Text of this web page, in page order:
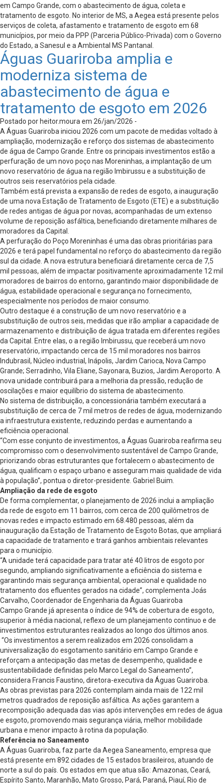
em Campo Grande, com o abastecimento de água, coleta e
tratamento de esgoto. No interior de MS, a Aegea está presente pelos
serviços de coleta, afastamento e tratamento de esgoto em 68
municípios, por meio da PPP (Parceria Público-Privada) com o Governo
do Estado, a Sanesul e a Ambiental MS Pantanal.
Águas Guariroba amplia e
moderniza sistema de
abastecimento de água e
tratamento de esgoto em 2026
Postado por heitor.moura em 26/jan/2026 -
A Águas Guariroba iniciou 2026 com um pacote de medidas voltado à
ampliação, modernização e reforço dos sistemas de abastecimento
de água de Campo Grande. Entre os principais investimentos estão a
perfuração de um novo poço nas Moreninhas, a implantação de um
novo reservatório de água na região Imbirussu e a substituição de
outros seis reservatórios pela cidade.
Também está prevista a expansão de redes de esgoto, a inauguração
de uma nova Estação de Tratamento de Esgoto (ETE) e a substituição
de redes antigas de água por novas, acompanhadas de um extenso
volume de reposição asfáltica, beneficiando diretamente milhares de
moradores da Capital.
A perfuração do Poço Moreninhas é uma das obras prioritárias para
2026 e terá papel fundamental no reforço do abastecimento da região
sul da cidade. A nova estrutura beneficiará diretamente cerca de 7,5
mil pessoas, além de impactar positivamente aproximadamente 12 mil
moradores de bairros do entorno, garantindo maior disponibilidade de
água, estabilidade operacional e segurança no fornecimento,
especialmente nos períodos de maior consumo.
Outro destaque é a construção de um novo reservatório e a
substituição de outros seis, medidas que irão ampliar a capacidade de
armazenamento e distribuição de água tratada em diferentes regiões
da Capital. Entre elas, o a região Imbirussu, que receberá um novo
reservatório, impactando cerca de 15 mil moradores nos bairros
Indubrasil, Núcleo industrial, Inápolis, Jardim Carioca, Nova Campo
Grande; Serradinho, Vila Eliane, Sayonara, Buzios, Jardim Aeroporto. A
nova unidade contribuirá para a melhoria da pressão, redução de
oscilações e maior equilíbrio do sistema de abastecimento.
No sistema de distribuição, a concessionária também executará a
substituição de cerca de 7 mil metros de redes de água, modernizando
a infraestrutura existente, reduzindo perdas e aumentando a
eficiência operacional.
“Com esse conjunto de investimentos, a Águas Guariroba reafirma seu
compromisso com o desenvolvimento sustentável de Campo Grande,
priorizando obras estruturantes que fortalecem o abastecimento de
água, qualificam o espaço urbano e asseguram mais qualidade de vida
à população”, pontua o diretor-presidente. Gabriel Buim.
Ampliação da rede de esgoto
De forma complementar, o planejamento de 2026 inclui a ampliação
da rede de esgoto em 11 bairros, com cerca de 200 quilômetros de
novas redes e impacto estimado em 68.480 pessoas, além da
inauguração da Estação de Tratamento de Esgoto Botas, que ampliará
a capacidade de tratamento e trará ganhos ambientais relevantes
para o município.
“A unidade terá capacidade para tratar até 40 litros de esgoto por
segundo, ampliando significativamente a eficiência do sistema e
garantindo mais segurança ambiental, operacional e qualidade no
tratamento dos efluentes gerados na cidade”, complementa Joás
Carvalho, Coordenador de Engenharia da Águas Guariroba
Campo Grande já apresenta o índice de 94% de cobertura de esgoto,
superior à média nacional, reflexo de um planejamento contínuo e de
investimentos estruturantes realizados ao longo dos últimos anos.
“Os investimentos a serem realizados em 2026 consolidam a
universalização do esgotamento sanitário em Campo Grande e
reforçam a antecipação das metas de desempenho, qualidade e
sustentabilidade definidas pelo Marco Legal do Saneamento”,
considera Francis Faustino, diretora-executiva da Águas Guariroba.
As obras previstas para 2026 contemplam ainda mais de 122 mil
metros quadrados de reposição asfáltica. As ações garantem a
recomposição adequada das vias após intervenções em redes de água
e esgoto, promovendo mais segurança viária, melhor mobilidade
urbana e menor impacto à rotina da população.
Referência no Saneamento
A Águas Guariroba, faz parte da Aegea Saneamento, empresa que
está presente em 892 cidades de 15 estados brasileiros, atuando de
norte a sul do país. Os estados em que atua são: Amazonas, Ceará,
Espírito Santo, Maranhão, Mato Grosso, Pará, Paraná, Piauí, Rio de